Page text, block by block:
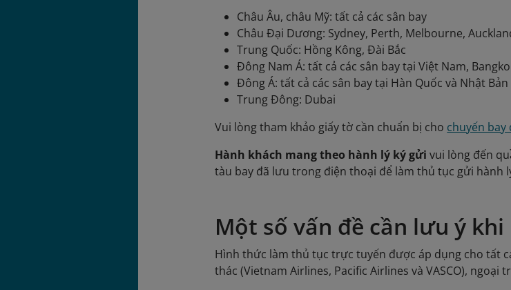
Châu Âu, châu Mỹ: tất cả các sân bay
Châu Đại Dương: Sydney, Perth, Melbourne,
Trung Quốc: Hồng Kông, Đài Bắc
Đông Nam Á: tất cả các sân bay tại Việt Nam,
Đông Á: tất cả các sân bay tại Hàn Quốc và Nhật
Trung Đông: Dubai
Vui lòng tham khảo giấy tờ cần chuẩn bị cho chuyến bay
Hành khách mang theo hành lý ký gửi vui lòng đến
tàu bay đã lưu trong điện thoại để làm thủ tục gửi hành
Một số vấn đề cần lưu ý
Hình thức làm thủ tục trực tuyến được áp dụng cho tất
thác (Vietnam Airlines, Pacific Airlines và VASCO), ngoại